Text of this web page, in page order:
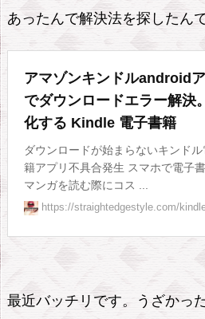
n
d
l
e
u
n
l
i
m
i
d
あったんで解決法を探したん
アマゾンキンドルandroid
でダウンロードエラー解決
化する Kindle 電子書籍
ダウンロードが始まらないキンド
籍アプリ不具合発生 スマホで電子
マンガを読む際にコス ...
https://straightedgestyle.com/
最近バッチリです。うざかっ